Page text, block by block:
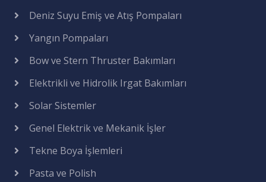
Deniz Suyu Emiş ve Atış Pompaları
Yangın Pompaları
Bow ve Stern Thruster Bakımları
Elektrikli ve Hidrolik Irgat Bakımları
Solar Sistemler
Genel Elektrik ve Mekanik İşler
Tekne Boya İşlemleri
Pasta ve Polish